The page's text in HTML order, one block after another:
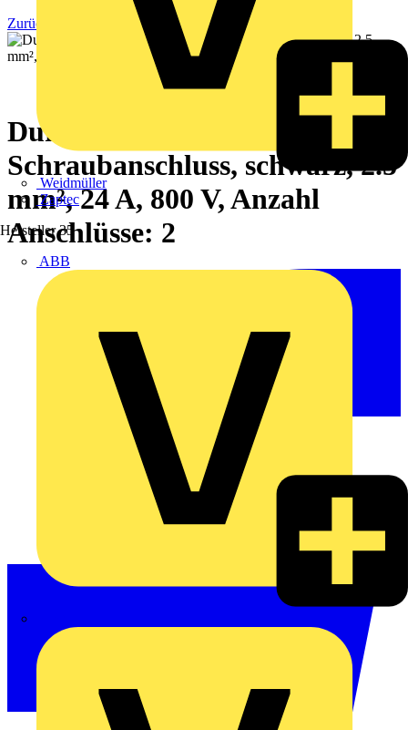
Weidmüller
Zaptec
Hersteller 35
ABB
Zurück zu Produkte
Durchgangs-Reihenklemme,
Schraubanschluss, schwarz, 2.5
mm², 24 A, 800 V, Anzahl
Anschlüsse: 2